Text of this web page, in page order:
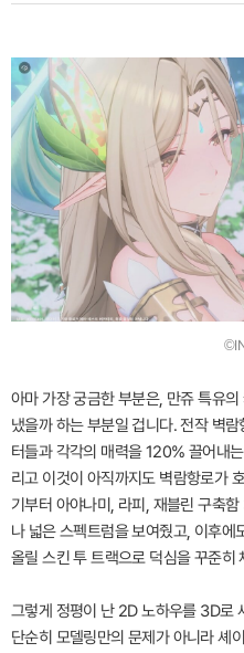
아마 가장 궁금한 부분은, 만쥬 특유
냈을까 하는 부분일 겁니다. 전작 벽
터들과 각각의 매력을 120% 끌어내
리고 이것이 아직까지도 벽람항로가
기부터 아야나미, 라피, 재블린 구축
나 넓은 스펙트럼을 보여줬고, 이후에
올릴 스킨 투 트랙으로 덕심을 꾸준히
그렇게 정평이 난 2D 노하우를 3D로
단순히 모델링만의 문제가 아니라 셰